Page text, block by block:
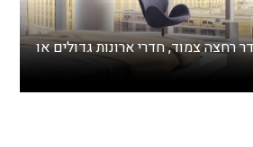
רחצה צמוד, חדרי ארונות גדולים או